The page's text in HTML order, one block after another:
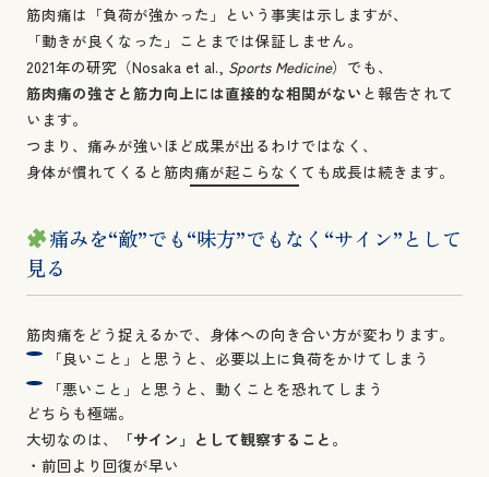
筋肉痛は「負荷が強かった」という事実は示しますが、
「動きが良くなった」ことまでは保証しません。
2021年の研究（Nosaka et al., Sports Medicine）でも、
筋肉痛の強さと筋力向上には直接的な相関がない と報告されて
います。
つまり、痛みが強いほど成果が出るわけではなく、
身体が慣れてくると筋肉痛が起こらなくても成長は続きます。
痛みを“敵”でも“味方”でもなく“サイン”として
見る
筋肉痛をどう捉えるかで、身体への向き合い方が変わります。
「良いこと」と思うと、必要以上に負荷をかけてしまう
「悪いこと」と思うと、動くことを恐れてしまう
どちらも極端。
大切なのは、
「サイン」として観察すること 。
・前回より回復が早い